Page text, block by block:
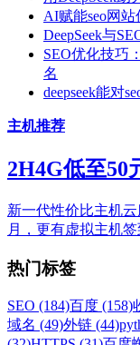
AI赋能seo网站
DeepSeek与
SEO优化技巧
名
deepseek能对
主机推荐
2H4G低至50
新一代性价比主机
月，更有虚拟主机
热门标签
SEO (184)百度 (158)
域名 (49)外链 (44)